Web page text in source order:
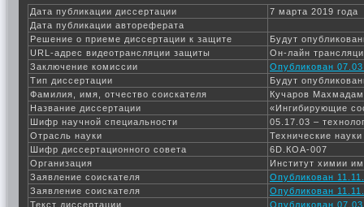
Дата публикации диссертации
7 марта 2019 года
Дата публикации автореферата
Решение о приеме диссертации к защите
Будут
URL-адрес видеотрансляции защиты
Он-лайн
Заключение комиссии
Опубликован
Тип диссертации
Будут
Фамилия, имя, отчество соискателя
Кучаров
Название диссертации
«Ингибирующие
Шифр научной специальности
05.17.03 –
Отрасль науки
Технические науки
Шифр диссертационного совета
6D.КОА-007
Организация
Институт химии
Заявление соискателя
Опубликован
Заявление соискателя
Опубликован
Текст диссертации
Опубликован